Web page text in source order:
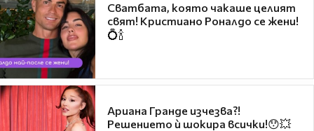
Сватбата, която чакаше целият
свят! Кристиано Роналдо се жени!
💍🍾
Ариана Гранде изчезва?!
Решението ѝ шокира всички!😯💥